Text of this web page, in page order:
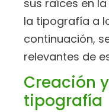
sus raíces en
la tipografía a
continuación,
relevantes de
Creación
tipografía